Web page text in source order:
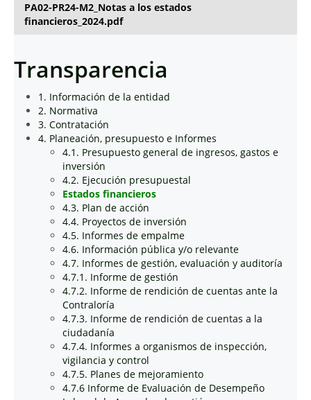
PA02-PR24-M2_Notas a los estados
financieros_2024.pdf
Transparencia
1. Información de la entidad
2. Normativa
3. Contratación
4. Planeación, presupuesto e Informes
4.1. Presupuesto general de ingresos, gastos e
inversión
4.2. Ejecución presupuestal
Estados financieros
4.3. Plan de acción
4.4. Proyectos de inversión
4.5. Informes de empalme
4.6. Información pública y/o relevante
4.7. Informes de gestión, evaluación y auditoría
4.7.1. Informe de gestión
4.7.2. Informe de rendición de cuentas ante la
Contraloría
4.7.3. Informe de rendición de cuentas a la
ciudadanía
4.7.4. Informes a organismos de inspección,
vigilancia y control
4.7.5. Planes de mejoramiento
4.7.6 Informe de Evaluación de Desempeño